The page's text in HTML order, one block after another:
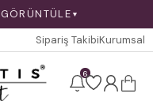
▼
Sipariş TakibiKurumsal
6